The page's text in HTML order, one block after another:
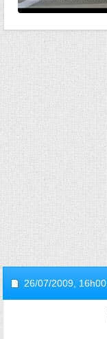
26/07/2009, 16h00